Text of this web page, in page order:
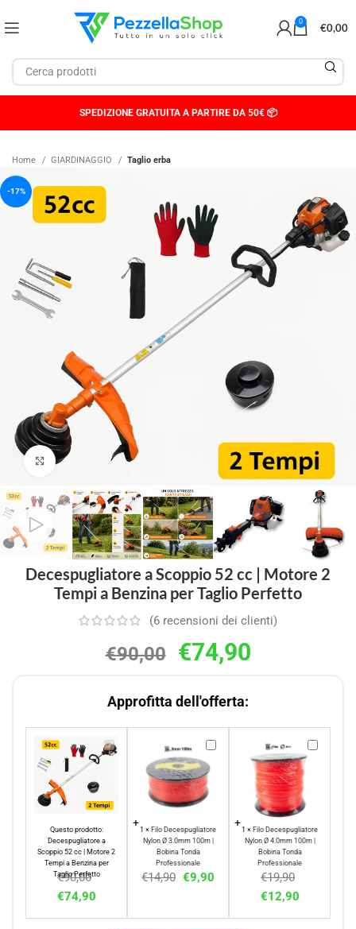
0 €0,00
SPEDIZIONE GRATUITA A PARTIRE DA 50€ 📦
Home GIARDINAGGIO Taglio erba
-17%
Clicca per ingrandire
Decespugliatore a Scoppio 52 cc | Motore 2
Tempi a Benzina per Taglio Perfetto
(6 recensioni dei clienti)
€90,00 €74,90
Approfitta dell'offerta:
Decespugliatore
Motore
2
Benzina
Questo prodotto:
Decespugliatore a
Scoppio 52 cc | Motore 2
Tempi a Benzina per
Taglio Perfetto
€90,00
€74,90
Filo
Decespugliatore
Nylon
Ø
100m
Tonda
Professionale
1 × Filo Decespugliatore
Nylon Ø 3.0mm 100m |
Bobina Tonda
Professionale
€14,90 €9,90
Filo
100m
1 × Filo Decespugliatore
Nylon Ø 4.0mm 100m |
Bobina Tonda
Professionale
€19,90
€12,90